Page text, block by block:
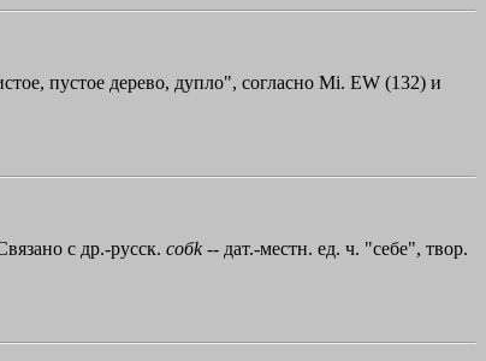
пустое дерево, дупло", согласно Мi. ЕW (132) и
с др.-русск. собk -- дат.-местн. ед. ч. "себе", твор.